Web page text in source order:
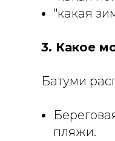
"какая
3. Какое
Батуми
пляжи.